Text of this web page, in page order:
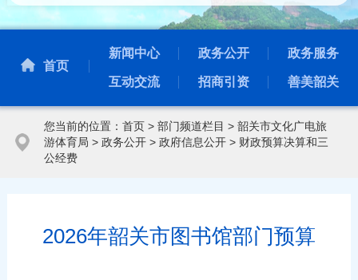
首页
新闻中心 政务公开 政务服务
互动交流 招商引资 善美韶关
您当前的位置： 首页> 部门频道栏目 > 韶关市文化广电旅
游体育局 > 政务公开> 政府信息公开> 财政预算决算和三
公经费
2026年韶关市图书馆部门预算